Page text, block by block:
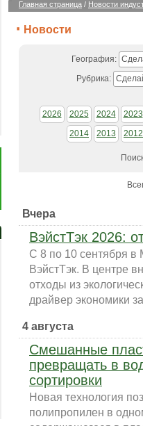
Главная страница / Новости
Новости
География:
Рубрика:
2026 2025 2024
2023
2014
2013 2012
Вчера
ВэйстТэк 2026:
С 8 по 10 сентября в
ВэйстТэк. В центре
отходы из
драйвер экономики
4 августа
Смешанные
превращать в
сортировки
Новая технология
полипропилен в